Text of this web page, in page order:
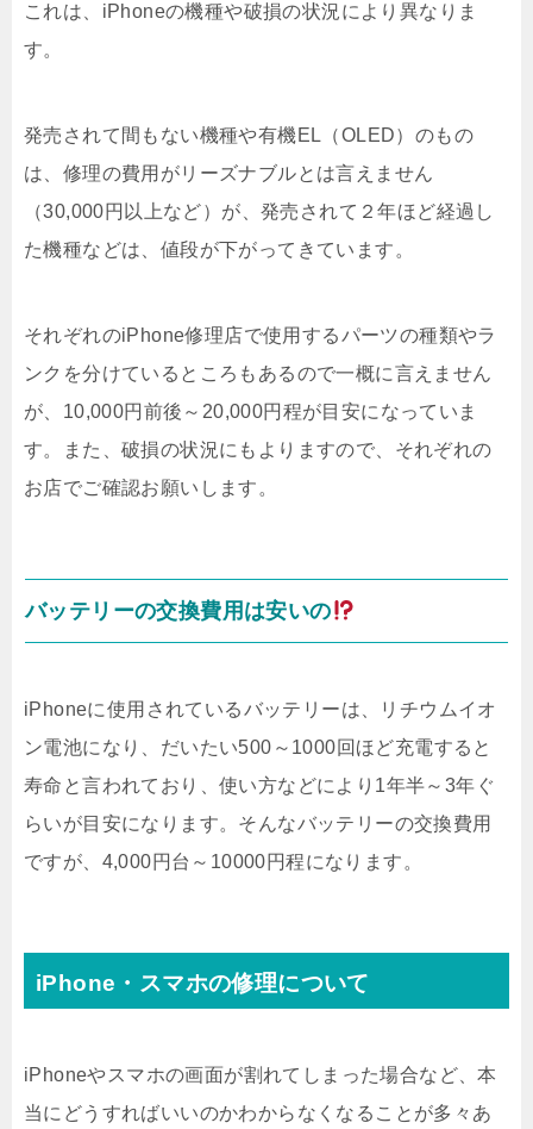
これは、iPhoneの機種や破損の状況により異なりま
す。
発売されて間もない機種や有機EL（OLED）のもの
は、修理の費用がリーズナブルとは言えません
（30,000円以上など）が、発売されて２年ほど経過し
た機種などは、値段が下がってきています。
それぞれのiPhone修理店で使用するパーツの種類やラ
ンクを分けているところもあるので一概に言えません
が、10,000円前後～20,000円程が目安になっていま
す。また、破損の状況にもよりますので、それぞれの
お店でご確認お願いします。
バッテリーの交換費用は安いの
iPhoneに使用されているバッテリーは、リチウムイオ
ン電池になり、だいたい500～1000回ほど充電すると
寿命と言われており、使い方などにより1年半～3年ぐ
らいが目安になります。そんなバッテリーの交換費用
ですが、4,000円台～10000円程になります。
iPhone・スマホの修理について
iPhoneやスマホの画面が割れてしまった場合など、本
当にどうすればいいのかわからなくなることが多々あ